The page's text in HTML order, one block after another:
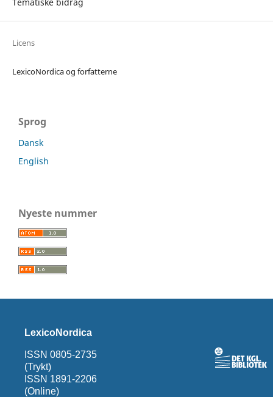
Licens
LexicoNordica og forfatterne
Sprog
Dansk
English
Nyeste nummer
LexicoNordica
ISSN 0805-2735
(Trykt)
ISSN 1891-2206
(Online)